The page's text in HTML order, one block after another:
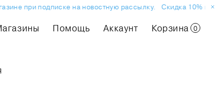
при подписке на новостную рассылку. Скидка 10% на
Помощь Аккаунт Корзина 0